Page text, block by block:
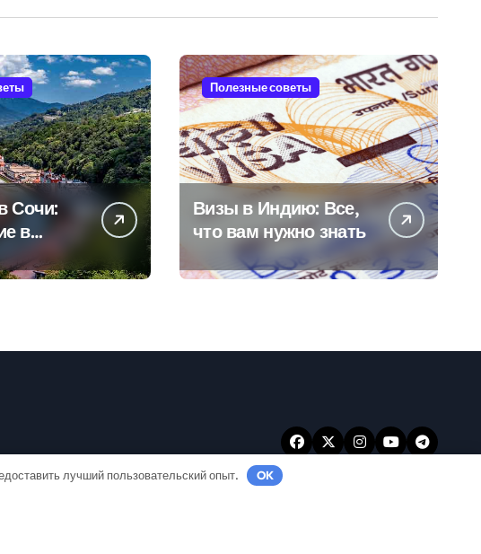
Сочи:
в
Полезные советы
Визы в Индию: Все,
что вам нужно знать
лучший пользовательский опыт. OK